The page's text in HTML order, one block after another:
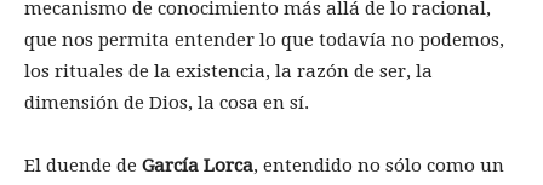
mecanismo de conocimiento más allá de lo racional,
que nos permita entender lo que todavía no podemos,
los rituales de la existencia, la razón de ser, la
dimensión de Dios, la cosa en sí.
El duende de García Lorca, entendido no sólo como un